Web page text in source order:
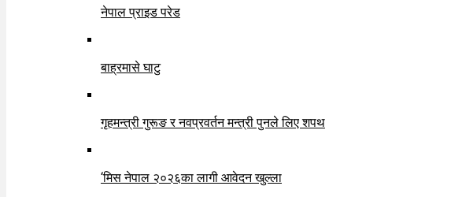
नेपाल प्राइड परेड
बाह्रमासे घाटु
गृहमन्त्री गुरूङ र नवप्रवर्तन मन्त्री पुनले लिए शपथ
‘मिस नेपाल २०२६का लागी आवेदन खुल्ला